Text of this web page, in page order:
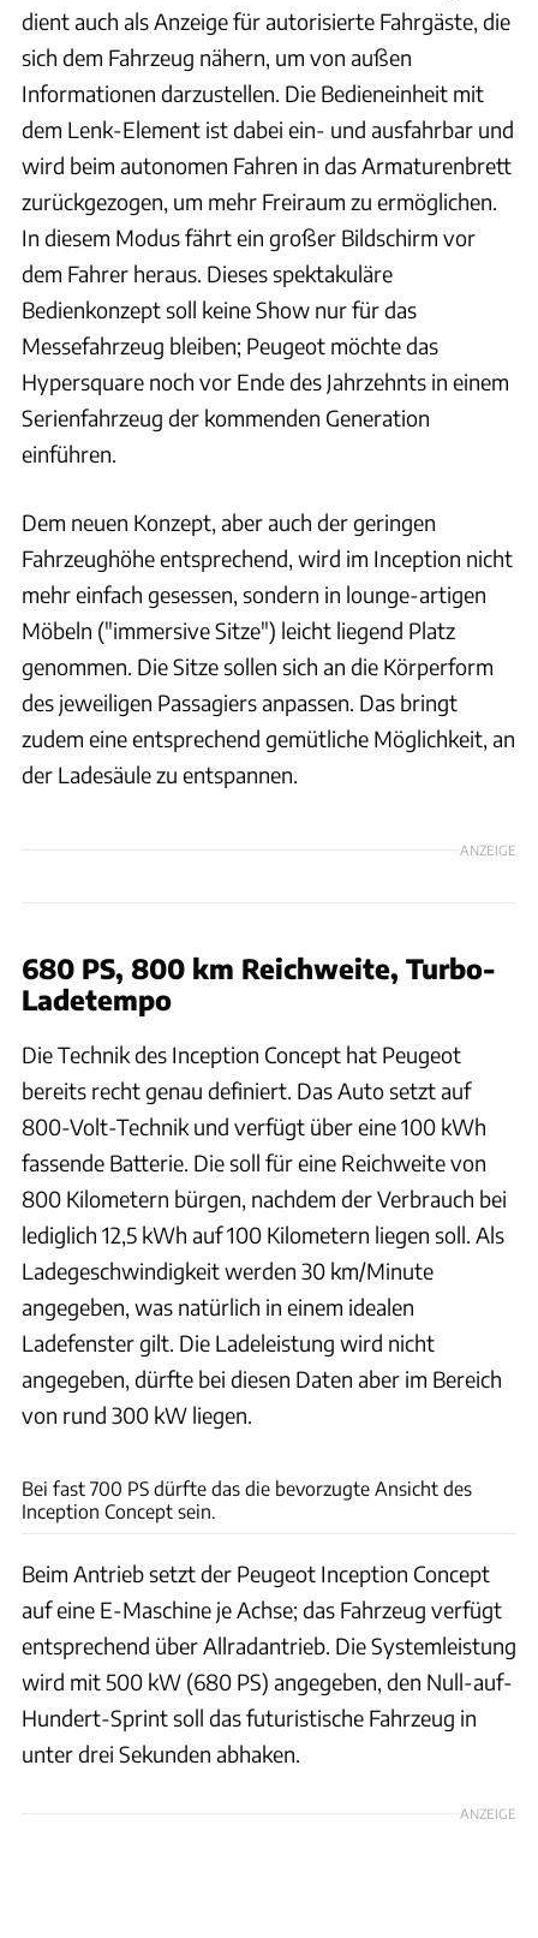
dient auch als Anzeige für autorisierte Fahrgäste, die
sich dem Fahrzeug nähern, um von außen
Informationen darzustellen. Die Bedieneinheit mit
dem Lenk-Element ist dabei ein- und ausfahrbar und
wird beim autonomen Fahren in das Armaturenbrett
zurückgezogen, um mehr Freiraum zu ermöglichen.
In diesem Modus fährt ein großer Bildschirm vor
dem Fahrer heraus. Dieses spektakuläre
Bedienkonzept soll keine Show nur für das
Messefahrzeug bleiben; Peugeot möchte das
Hypersquare noch vor Ende des Jahrzehnts in einem
Serienfahrzeug der kommenden Generation
einführen.
Dem neuen Konzept, aber auch der geringen
Fahrzeughöhe entsprechend, wird im Inception nicht
mehr einfach gesessen, sondern in lounge-artigen
Möbeln ("immersive Sitze") leicht liegend Platz
genommen. Die Sitze sollen sich an die Körperform
des jeweiligen Passagiers anpassen. Das bringt
zudem eine entsprechend gemütliche Möglichkeit, an
der Ladesäule zu entspannen.
ANZEIGE
680 PS, 800 km Reichweite, Turbo-
Ladetempo
Die Technik des Inception Concept hat Peugeot
bereits recht genau definiert. Das Auto setzt auf
800-Volt-Technik und verfügt über eine 100 kWh
fassende Batterie. Die soll für eine Reichweite von
800 Kilometern bürgen, nachdem der Verbrauch bei
lediglich 12,5 kWh auf 100 Kilometern liegen soll. Als
Ladegeschwindigkeit werden 30 km/Minute
angegeben, was natürlich in einem idealen
Ladefenster gilt. Die Ladeleistung wird nicht
angegeben, dürfte bei diesen Daten aber im Bereich
von rund 300 kW liegen.
Bei fast 700 PS dürfte das die bevorzugte Ansicht des
Inception Concept sein.
Beim Antrieb setzt der Peugeot Inception Concept
auf eine E-Maschine je Achse; das Fahrzeug verfügt
entsprechend über Allradantrieb. Die Systemleistung
wird mit 500 kW (680 PS) angegeben, den Null-auf-
Hundert-Sprint soll das futuristische Fahrzeug in
unter drei Sekunden abhaken.
ANZEIGE